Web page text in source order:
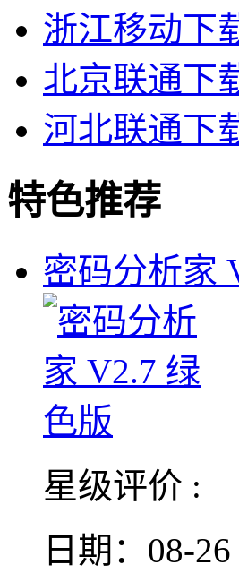
浙江移动下
北京联通下
河北联通下
特色推荐
密码分析家
星级评价 :
日期：08-26